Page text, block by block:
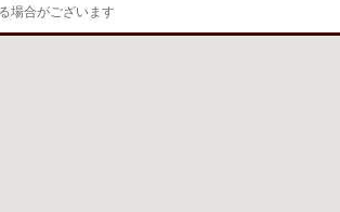
場合がございます